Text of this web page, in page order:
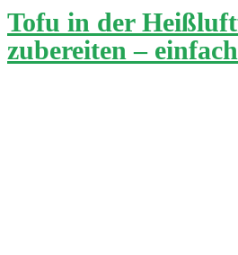
Tofu in der
zubereiten –